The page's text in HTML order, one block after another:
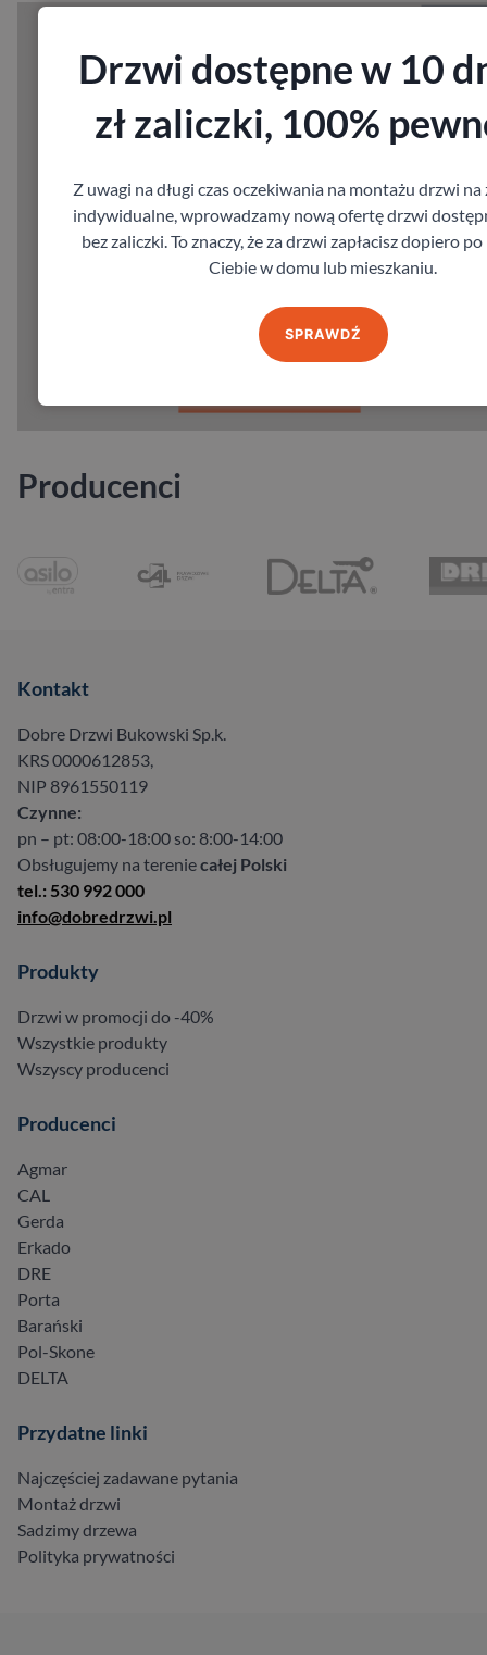
Producenci
Kontakt
Dobre Drzwi Bukowski Sp.k.
KRS 0000612853,
NIP 8961550119
Czynne:
pn – pt: 08:00-18:00 so: 8:00-14:00
Obsługujemy na tereniecałej Polski
tel.: 530 992 000
info@dobredrzwi.pl
Produkty
Drzwi w promocji do -40%
Wszystkie produkty
Wszyscy producenci
Producenci
Agmar
CAL
Gerda
Erkado
DRE
Porta
Barański
Pol-Skone
DELTA
Przydatne linki
Najczęściej zadawane pytania
Montaż drzwi
Sadzimy drzewa
Polityka prywatności
Drzwi dostępne w 10
zł zaliczki, 100%
Z uwagi na długi czas oczekiwania na montażu drzwi
indywidualne, wprowadzamy nową ofertę drzwi
bez zaliczki. To znaczy, że za drzwi zapłacisz dopiero
Ciebie w domu lub mieszkaniu.
SPRAWDŹ